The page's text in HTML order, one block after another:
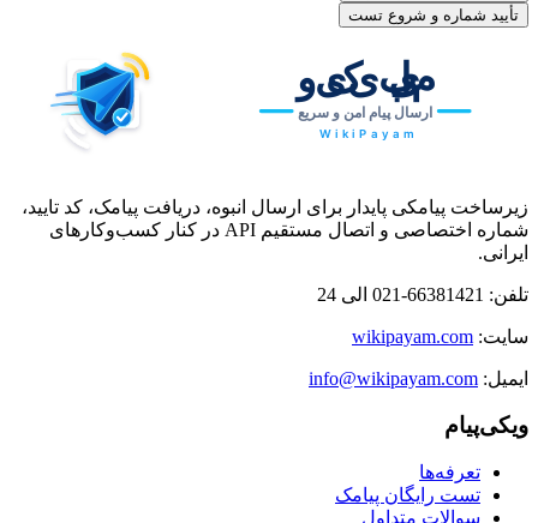
تأیید شماره و شروع تست
زیرساخت پیامکی پایدار برای ارسال انبوه، دریافت پیامک، کد تایید،
شماره اختصاصی و اتصال مستقیم API در کنار کسب‌وکارهای
ایرانی.
تلفن: 021-66381421 الی 24
سایت: wikipayam.com
ایمیل: info@wikipayam.com
ویکی‌پیام
تعرفه‌ها
تست رایگان پیامک
سوالات متداول